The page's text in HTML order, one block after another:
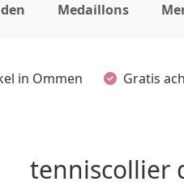
Medaillons
in Ommen Gratis
tenniscollier